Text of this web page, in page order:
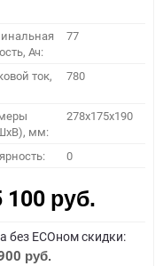
Ач:
77
ток,
780
мм:
278x175x190
0
100 руб.
без ECOном скидки:
руб.